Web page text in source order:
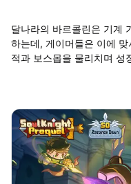
달나라의 바르콜린은 기계
하는데, 게이머들은 이에
적과 보스몹을 물리치며 성